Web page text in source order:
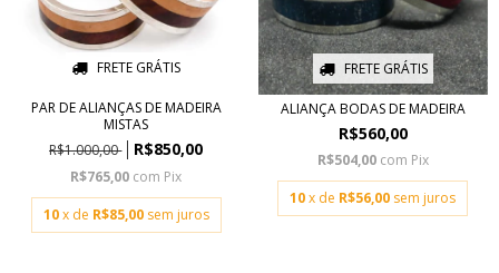
FRETE GRÁTIS
PAR DE ALIANÇAS DE MADEIRA
MISTAS
R$1.000,00
R$850,00
R$765,00 com Pix
10x de R$85,00 sem juros
FRETE GRÁTIS
ALIANÇA BODAS DE MADEIRA
R$560,00
R$504,00 com Pix
10x de R$56,00 sem juros